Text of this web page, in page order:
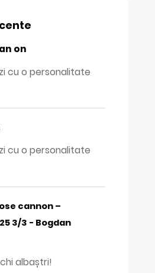
on
cu o personalitate
cu o personalitate
cannon –
3/3 - Bogdan
albaștri!